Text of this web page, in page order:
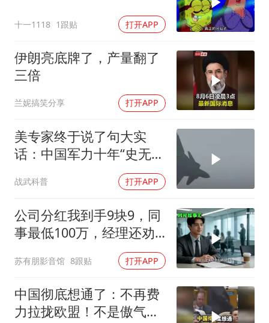
欧阳娜娜窦靖童好搭
夯实基础开新局
十一1118 1跟贴 打开APP
伊朗亮底牌了，产量翻了
三倍
兰妮搞笑分享 打开APP
美专家终于说了句大实
话：中国军力十年“史无前
例”狂飙，美国这次真坐不
住了
战武科普 打开APP
公司分红我到手9块9，同
事最低100万，经理还劝
我续签，我笑了：不签了
苏有朋影音馆 8跟贴 打开APP
中国彻底想通了：不再费
力拉拢欧盟！不是傲气，